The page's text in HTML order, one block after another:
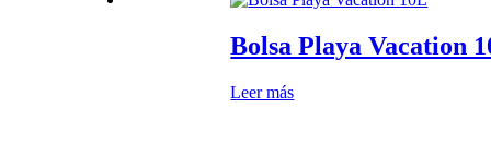
Bolsa Playa Vacation
Leer más